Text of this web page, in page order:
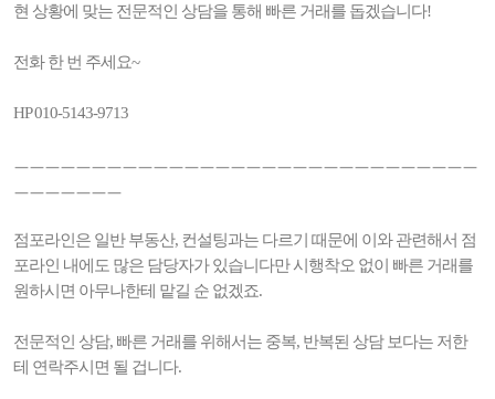
현 상황에 맞는 전문적인 상담을 통해 빠른 거래를 돕겠습니다!
전화 한 번 주세요~
HP 010-5143-9713
ㅡㅡㅡㅡㅡㅡㅡㅡㅡㅡㅡㅡㅡㅡㅡㅡㅡㅡㅡㅡㅡㅡㅡㅡㅡㅡㅡㅡㅡㅡ
ㅡㅡㅡㅡㅡㅡㅡ
점포라인은 일반 부동산, 컨설팅과는 다르기 때문에 이와 관련해서 점
포라인 내에도 많은 담당자가 있습니다만 시행착오 없이 빠른 거래를
원하시면 아무나한테 맡길 순 없겠죠.
전문적인 상담, 빠른 거래를 위해서는 중복, 반복된 상담 보다는 저한
테 연락주시면 될 겁니다.